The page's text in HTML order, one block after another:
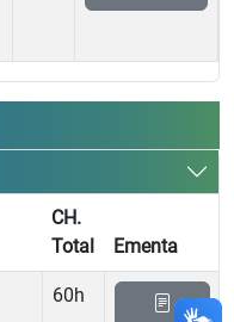
CH.
Total
Ementa
60h